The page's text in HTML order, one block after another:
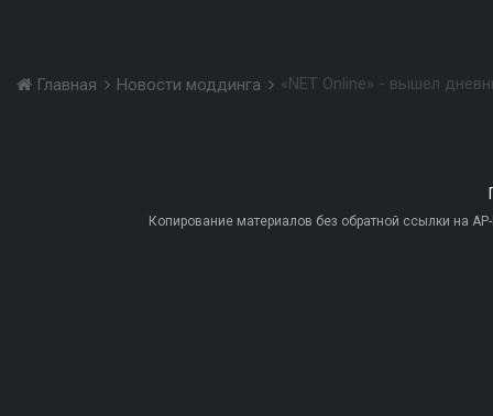
Главная Новости моддинга «NET Online» - вышел
Копирование материалов без обратной ссылки на